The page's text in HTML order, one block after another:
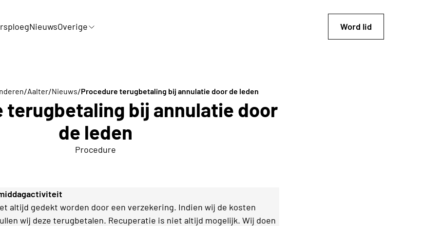
NieuwsOverige Word lid
/Aalter/Nieuws/Procedure terugbetaling bij annulatie door de leden
terugbetaling bij annulatie door
de leden
Procedure
altijd gedekt worden door een verzekering. Indien wij de kosten
wij deze terugbetalen. Recuperatie is niet altijd mogelijk. Wij doen